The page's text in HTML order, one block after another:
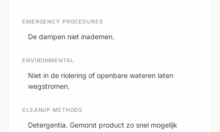
EMERGENCY PROCEDURES
De dampen niet inademen.
ENVIRONMENTAL
Niet in de riolering of openbare wateren laten
wegstromen.
CLEANUP METHODS
Detergentia. Gemorst product zo snel mogelijk